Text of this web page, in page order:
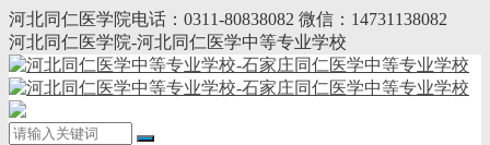
河北同仁医学院电话：0311-80838082 微信：14731138082
河北同仁医学院-河北同仁医学中等专业学校